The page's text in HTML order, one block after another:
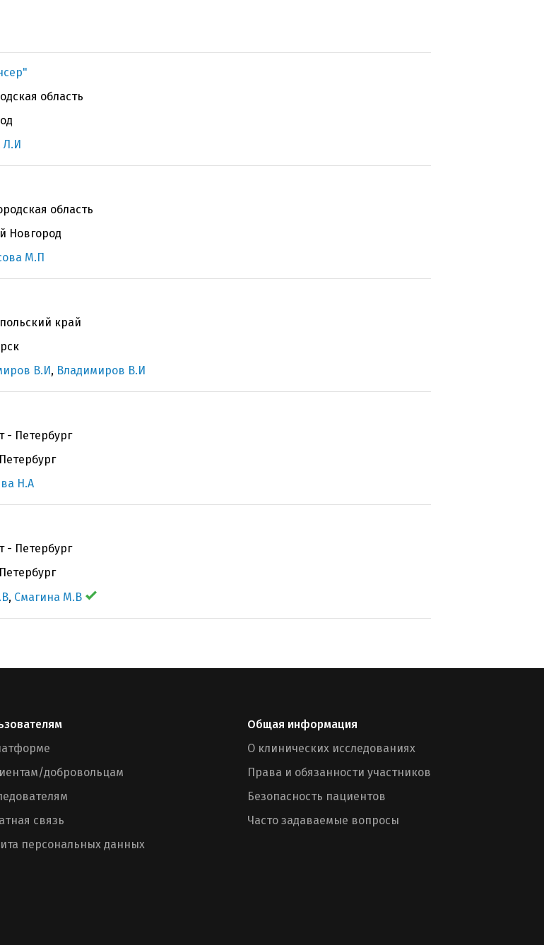
область
Л.И
область
Новгород
М.П
край
В.И, Владимиров В.И
- Петербург
Н.А
- Петербург
, Смагина М.В
добровольцам
связь
персональных данных
Общая информация
О клинических исследованиях
Права и обязанности участников
Безопасность пациентов
Часто задаваемые вопросы